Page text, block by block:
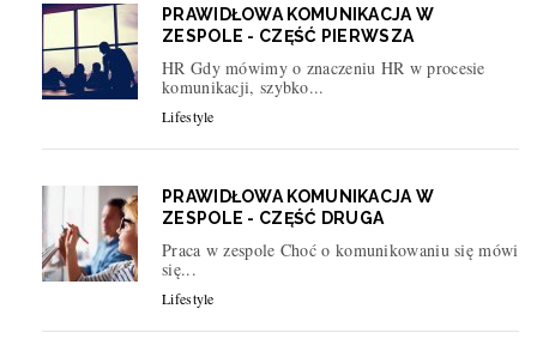
PRAWIDŁOWA KOMUNIKACJA W
ZESPOLE - CZĘŚĆ PIERWSZA
HR Gdy mówimy o znaczeniu HR w procesie
komunikacji, szybko...
Lifestyle
PRAWIDŁOWA KOMUNIKACJA W
ZESPOLE - CZĘŚĆ DRUGA
Praca w zespole Choć o komunikowaniu się mówi
się...
Lifestyle